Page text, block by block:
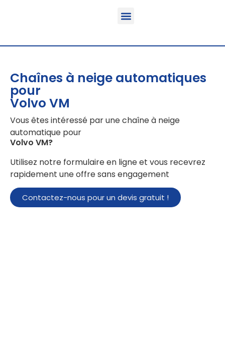
Chaînes à neige automatiques
pour
Volvo VM
Vous êtes intéressé par une chaîne à neige
automatique pour
Volvo VM?
Utilisez notre formulaire en ligne et vous recevrez
rapidement une offre sans engagement
Contactez-nous pour un devis gratuit !